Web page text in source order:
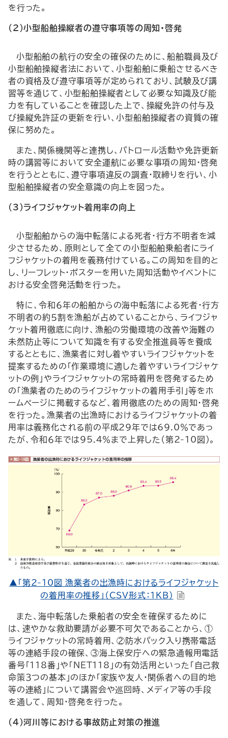
を行った。
(2)小型船舶操縦者の遵守事項等の周知・啓発
小型船舶の航行の安全の確保のために、船舶職員及び
小型船舶操縦者法において、小型船舶に乗船させるべき
者の資格及び遵守事項等が定められており、試験及び講
習等を通じて、小型船舶操縦者として必要な知識及び能
力を有していることを確認した上で、操縦免許の付与及
び操縦免許証の更新を行い、小型船舶操縦者の資質の確
保に努めた。
また、関係機関等と連携し、パトロール活動や免許更新
時の講習等において安全運航に必要な事項の周知・啓発
を行うとともに、遵守事項違反の調査・取締りを行い、小
型船舶操縦者の安全意識の向上を図った。
(3)ライフジャケット着用率の向上
小型船舶からの海中転落による死者・行方不明者を減
少させるため、原則として全ての小型船舶乗船者にライ
フジャケットの着用を義務付けている。この周知を目的と
し、リーフレット・ポスターを用いた周知活動やイベントに
おける安全啓発活動を行った。
特に、令和６年の船舶からの海中転落による死者・行方
不明者の約５割を漁船が占めていることから、ライフジャ
ケット着用徹底に向け、漁船の労働環境の改善や海難の
未然防止等について知識を有する安全推進員等を養成
するとともに、漁業者に対し着やすいライフジャケットを
提案するための「作業環境に適した着やすいライフジャケ
ットの例」やライフジャケットの常時着用を啓発するため
の「漁業者のためのライフジャケットの着用手引」等をホ
ームページに掲載するなど、着用徹底のための周知・啓発
を行った。漁業者の出漁時におけるライフジャケットの着
用率は義務化される前の平成29年では69.0％であっ
たが、令和６年では95.4％まで上昇した（第2-10図）。
▲「第2-10図 漁業者の出漁時におけるライフジャケット
の着用率の推移」（CSV形式：1KB）
また、海中転落した乗船者の安全を確保するために
は、速やかな救助要請が必要不可欠であることから、①
ライフジャケットの常時着用、②防水パック入り携帯電話
等の連絡手段の確保、③海上保安庁への緊急通報用電話
番号「118番」や「
NET118」の有効活用といった「自己救
命策３つの基本」のほか「家族や友人・関係者への目的地
等の連絡」について講習会や巡回時、メディア等の手段
を通して、周知・啓発を行った。
(4)河川等における事故防止対策の推進